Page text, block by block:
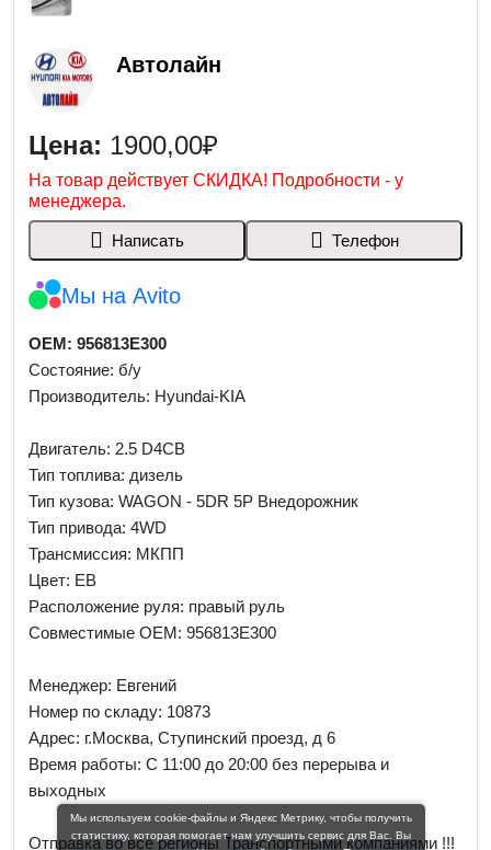
Автолайн
Цена: 1900,00₽
На товар действует СКИДКА! Подробности - у
менеджера.
Написать Телефон
Мы на Avito
OEM: 956813E300
Состояние: б/у
Производитель: Hyundai-KIA
Двигатель: 2.5 D4CB
Тип топлива: дизель
Тип кузова: WAGON - 5DR 5P Внедорожник
Тип привода: 4WD
Трансмиссия: МКПП
Цвет: EB
Расположение руля: правый руль
Совместимые OEM: 956813E300
Менеджер: Евгений
Номер по складу: 10873
Адрес: г.Москва, Ступинский проезд, д 6
Время работы: С 11:00 до 20:00 без перерыва и
выходных
Отправка во все регионы Транспортными компаниями !!!
Мы используем cookie-файлы и Яндекс Метрику, чтобы получить
статистику, которая помогает нам улучшить сервис для Вас. Вы